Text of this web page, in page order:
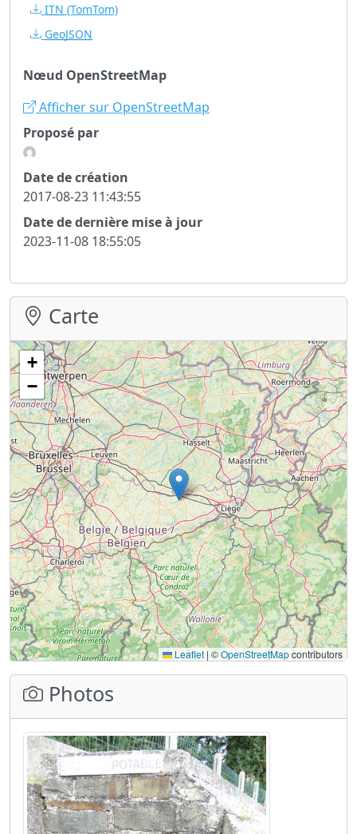
ITN (TomTom)
GeoJSON
Nœud OpenStreetMap
Afficher sur OpenStreetMap
Proposé par
Date de création
2017-08-23 11:43:55
Date de dernière mise à jour
2023-11-08 18:55:05
Carte
+
−
Leaflet | ©OpenStreetMapcontributors
Photos